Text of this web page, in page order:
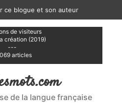
ce blogue et son auteur
de visiteurs
création (2019)
---
articles
de la langue française